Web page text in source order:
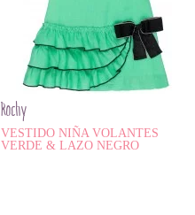
Rochy
VESTIDO NIÑA VOLANTES
VERDE & LAZO NEGRO